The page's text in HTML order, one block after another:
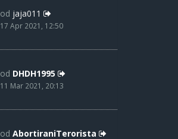
od jaja011
17 Apr 2021, 12:50
od DHDH1995
11 Mar 2021, 20:13
od AbortiraniTerorista